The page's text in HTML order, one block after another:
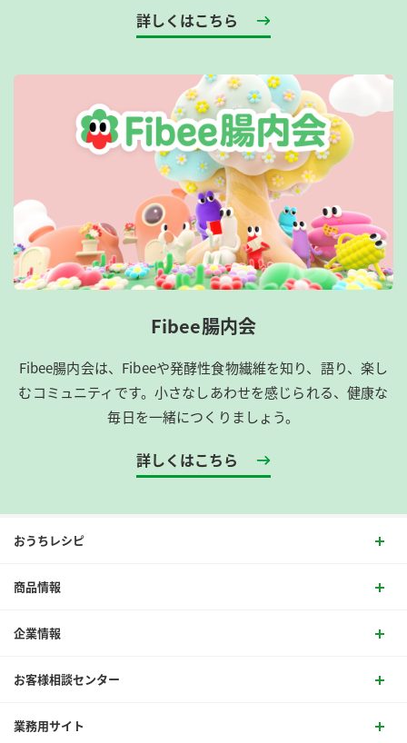
詳しくはこちら
Fibee腸内会
Fibee腸内会は、​Fibeeや発酵性食物繊維を知り、語り、楽し
むコミュニティです。​小さなしあわせを感じられる、健康な
毎日を一緒につくりましょう。
詳しくはこちら
おうちレシピ
商品情報
企業情報
お客様相談センター
業務用サイト